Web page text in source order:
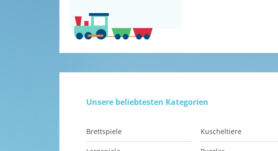
Unsere beliebtesten Kategorien
Brettspiele Kuscheltiere